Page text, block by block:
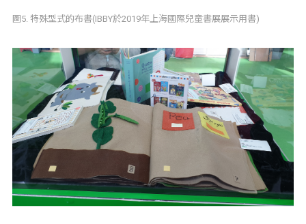
圖5. 特殊型式的布書(IBBY於2019年上海國際兒童書展展示用書)